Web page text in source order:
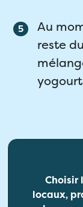
Au
reste
Choisir
locaux,